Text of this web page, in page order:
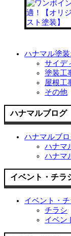
ハナマル塗
サイデ
塗装工
屋根工
その他
ハナマルブログ
ハナマルブ
ハナマ
ハナマ
イベント・チラ
イベント・
チラシ
イベン